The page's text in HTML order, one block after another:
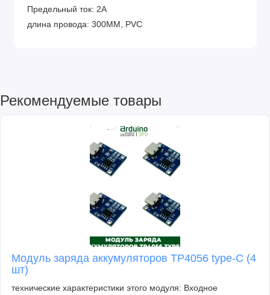
Предельный ток: 2A
длина провода: 300MM, PVC
Рекомендуемые товары
Модуль заряда аккумуляторов TP4056 type-C (4
шт)
технические характеристики этого модуля: Входное